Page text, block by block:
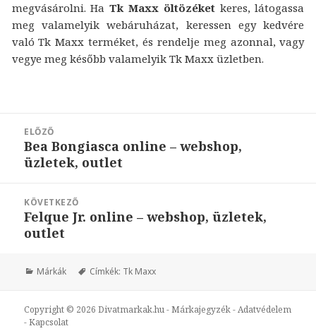
megvásárolni. HaTk Maxx öltözéketkeres, látogassa
meg valamelyik webáruházat, keressen egy kedvére
való Tk Maxx terméket, és rendelje meg azonnal, vagy
vegye meg később valamelyik Tk Maxx üzletben.
navigáció
ELŐZŐ
Korábbi
bejegyzések:
Bea Bongiasca online – webshop,
üzletek, outlet
KÖVETKEZŐ
Következő
bejegyzések:
Felque Jr. online – webshop, üzletek,
outlet
Márkák Címkék: Tk Maxx
Copyright © 2026Divatmarkak.hu-Márkajegyzék-Adatvédelem
-Kapcsolat